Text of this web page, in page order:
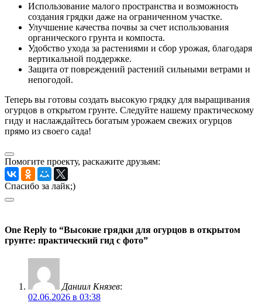
Использование малого пространства и возможность
создания грядки даже на ограниченном участке.
Улучшение качества почвы за счет использования
органического грунта и компоста.
Удобство ухода за растениями и сбор урожая, благодаря
вертикальной поддержке.
Защита от повреждений растений сильными ветрами и
непогодой.
Теперь вы готовы создать высокую грядку для выращивания
огурцов в открытом грунте. Следуйте нашему практическому
гиду и наслаждайтесь богатым урожаем свежих огурцов
прямо из своего сада!
Помогите проекту, раскажите друзьям:
Спасибо за лайк;)
One Reply to “Высокие грядки для огурцов в открытом
грунте: практический гид с фото”
Даниил Князев:
02.06.2026 в 03:38